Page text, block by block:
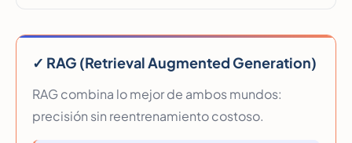
✓ RAG (Retrieval Augmented Generation)
RAG combina lo mejor de ambos mundos:
precisión sin reentrenamiento costoso.